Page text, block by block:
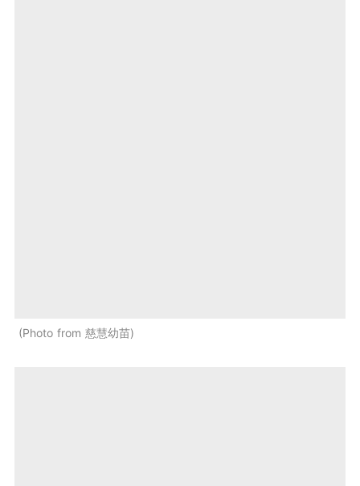
Photo from 慈慧幼苗